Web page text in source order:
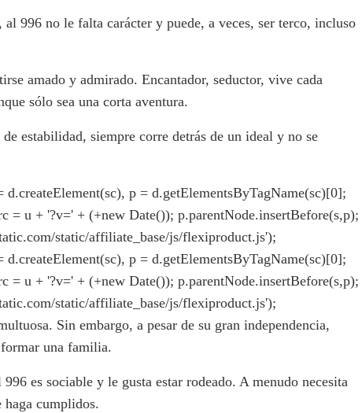
996 no le falta carácter y puede, a veces, ser terco, incluso
amado y admirado. Encantador, seductor, vive cada
sólo sea una corta aventura.
estabilidad, siempre corre detrás de un ideal y no se
p = d.getElementsByTagName(sc)[0];
= u + '?v=' + (+new Date()); p.parentNode.insertBefore(s,p);
static/affiliate_base/js/flexiproduct.js');
p = d.getElementsByTagName(sc)[0];
= u + '?v=' + (+new Date()); p.parentNode.insertBefore(s,p);
static/affiliate_base/js/flexiproduct.js');
Sin embargo, a pesar de su gran independencia,
formar una familia.
es sociable y le gusta estar rodeado. A menudo necesita
haga cumplidos.